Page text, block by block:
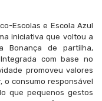
Escolas e Escola Azul
iniciativa que voltou a
Bonança de partilha,
com base no
promoveu valores
o consumo responsável
que pequenos gestos